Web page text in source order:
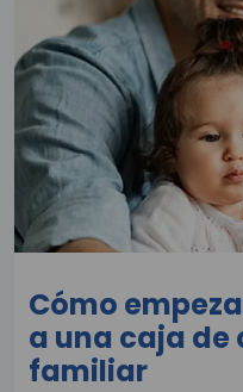
Cómo
a una caja de
familiar